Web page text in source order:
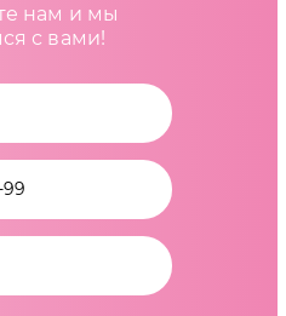
нам и мы
с вами!